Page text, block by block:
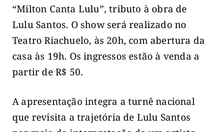
“Milton Canta Lulu”, tributo à obra de
Lulu Santos. O show será realizado no
Teatro Riachuelo, às 20h, com abertura da
casa às 19h. Os ingressos estão à venda a
partir de R$ 50.
A apresentação integra a turnê nacional
que revisita a trajetória de Lulu Santos